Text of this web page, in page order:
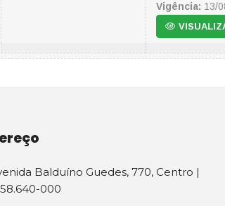
Vigência: 13/
Balduíno Guedes, 770, Centro |
58.640-000